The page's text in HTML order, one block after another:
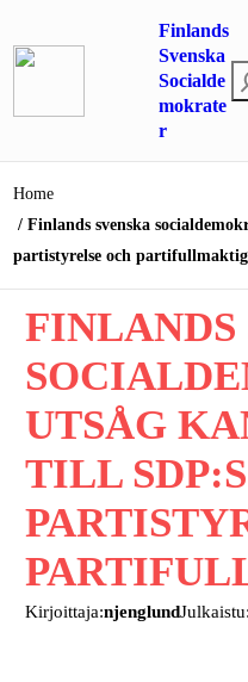
till
Finlands
Svenska
Socialde
mokrate
r
ö
Home
Finlands svenska
partistyrelse och
FINLANDS
UTSÅG
TILL SDP:S
Kirjoittaja:njenglund